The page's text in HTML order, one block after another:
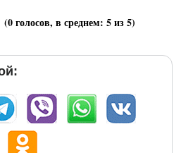
(0голосов, в среднем: 5из 5)